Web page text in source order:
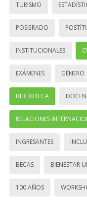
TURISMO
POSGRADO
INSTITUCIONALES
EXÁMENES GÉNERO
BIBLIOTECA
RELACIONES
INGRESANTES
BECAS BIENESTAR
100 AÑOS